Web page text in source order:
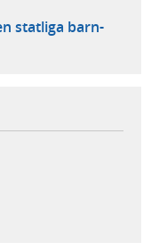
statliga barn-
webbplats,
webbplats,